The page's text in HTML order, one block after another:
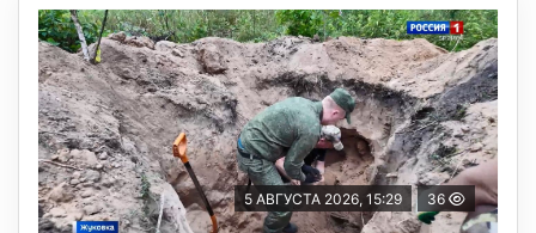
5 АВГУСТА 2026, 15:29 36